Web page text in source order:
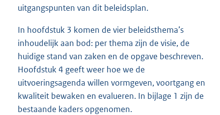
uitgangspunten van dit beleidsplan.
In hoofdstuk 3 komen de vier beleidsthema’s
inhoudelijk aan bod: per thema zijn de visie, de
huidige stand van zaken en de opgave beschreven.
Hoofdstuk 4 geeft weer hoe we de
uitvoeringsagenda willen vormgeven, voortgang en
kwaliteit bewaken en evalueren. In bijlage 1 zijn de
bestaande kaders opgenomen.